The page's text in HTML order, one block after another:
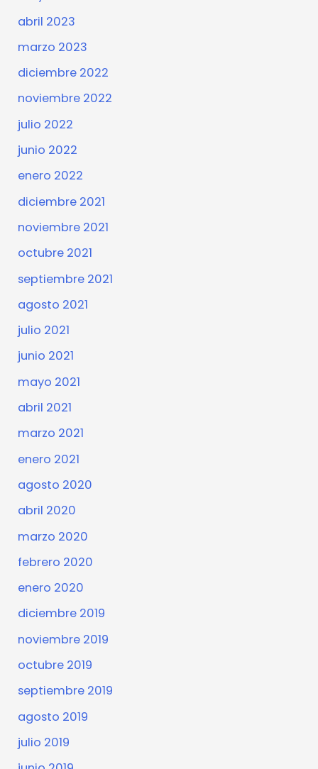
abril 2023
marzo 2023
diciembre 2022
noviembre 2022
julio 2022
junio 2022
enero 2022
diciembre 2021
noviembre 2021
octubre 2021
septiembre 2021
agosto 2021
julio 2021
junio 2021
mayo 2021
abril 2021
marzo 2021
enero 2021
agosto 2020
abril 2020
marzo 2020
febrero 2020
enero 2020
diciembre 2019
noviembre 2019
octubre 2019
septiembre 2019
agosto 2019
julio 2019